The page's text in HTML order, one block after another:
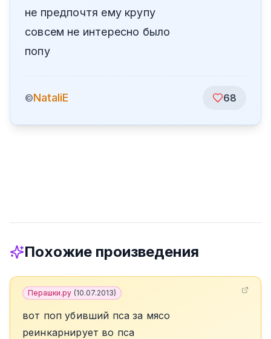
не предпочтя ему крупу
совсем не интересно было
попу
©NataliE 68
Похожие произведения
Перашки.ру (10.07.2013)
вот поп убивший пса за мясо
реинкарнирует во пса